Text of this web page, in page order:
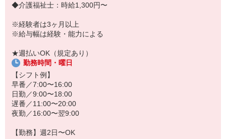
若手からミドル、中高年（エルダー）、シニア世代まで幅広く活躍
「こんな時だからこそ、しっかり稼いでおきたい！」
「しっかり稼げるアルバイトを探してる。」
そんな方もぜひ！お気軽にご連絡ください♪
◆介護福祉士：時給1,300円〜
※経験者は3ヶ月以上
※給与幅は経験・能力による
★週払いOK（規定あり）
勤務時間・曜日
【シフト例】
早番／7:00〜16:00
日勤／9:00〜18:00
遅番／11:00〜20:00
夜勤／16:00〜翌9:00
【勤務】週2日〜OK